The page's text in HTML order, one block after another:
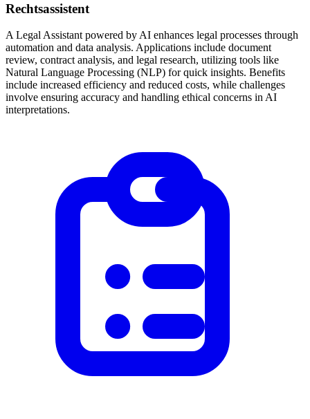
Rechtsassistent
A Legal Assistant powered by AI enhances legal processes through
automation and data analysis. Applications include document
review, contract analysis, and legal research, utilizing tools like
Natural Language Processing (NLP) for quick insights. Benefits
include increased efficiency and reduced costs, while challenges
involve ensuring accuracy and handling ethical concerns in AI
interpretations.